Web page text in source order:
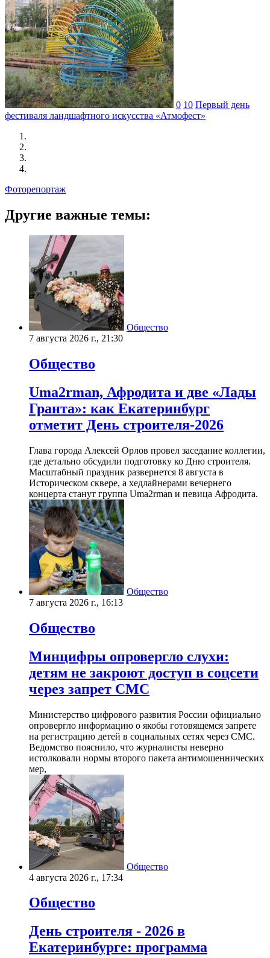
0 10 Первый день
фестиваля ландшафтного искусства «Атмофест»
Фоторепортаж
Другие важные темы:
Общество
7 августа 2026 г., 21:30
Общество
Uma2rman, Афродита и две «Лады
Гранта»: как Екатеринбург
отметит День строителя-2026
Глава города Алексей Орлов провел заседание коллегии,
где детально обсудили подготовку ко Дню строителя.
Масштабный праздник развернется 8 августа в
Историческом сквере, а хедлайнерами вечернего
концерта станут группа Uma2rman и певица Афродита.
Общество
7 августа 2026 г., 16:13
Общество
Минцифры опровергло слухи:
детям не закроют доступ в соцсети
через запрет СМС
Министерство цифрового развития России официально
опровергло информацию о якобы готовящемся запрете
на регистрацию детей в социальных сетях через СМС.
Ведомство пояснило, что журналисты неверно
истолковали нормы второго пакета антимошеннических
мер,
Общество
4 августа 2026 г., 17:34
Общество
День строителя - 2026 в
Екатеринбурге: программа